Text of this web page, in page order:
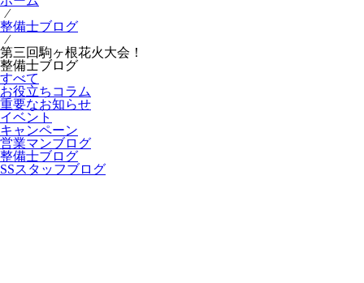
⁄
整備士ブログ
⁄
第三回駒ヶ根花火大会！
整備士ブログ
すべて
お役立ちコラム
重要なお知らせ
イベント
キャンペーン
営業マンブログ
整備士ブログ
SSスタッフブログ